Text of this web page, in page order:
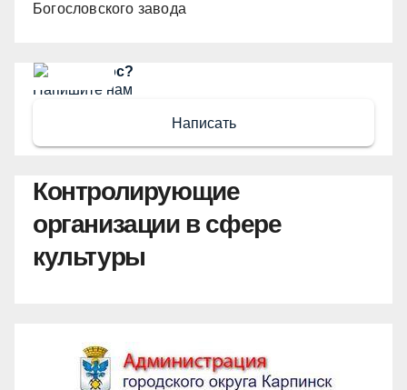
Богословского завода
Есть вопрос?
Напишите нам
Написать
Контролирующие
организации в сфере
культуры